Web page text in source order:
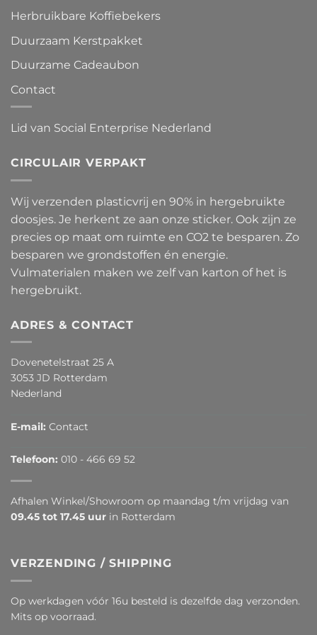
Herbruikbare Koffiebekers
Duurzaam Kerstpakket
Duurzame Cadeaubon
Contact
Lid van Social Enterprise Nederland
CIRCULAIR VERPAKT
Wij verzenden plasticvrij en 90% in hergebruikte
doosjes. Je herkent ze aan onze sticker. Ook zijn ze
precies op maat om ruimte en CO2 te besparen. Zo
besparen we grondstoffen én energie.
Vulmaterialen maken we zelf van karton of het is
hergebruikt.
ADRES & CONTACT
Dovenetelstraat 25 A
3053 JD Rotterdam
Nederland
E-mail: Contact
Telefoon: 010 - 466 69 52
Afhalen Winkel/Showroom op maandag t/m vrijdag van
09.45 tot 17.45 uur in Rotterdam
VERZENDING / SHIPPING
Op werkdagen vóór 16u besteld is dezelfde dag verzonden.
Mits op voorraad.